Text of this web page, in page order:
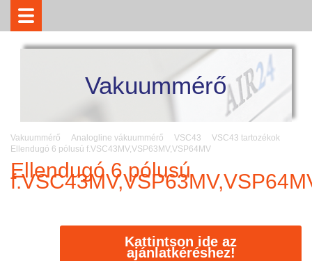
Vakuummérő
Vakuummérő Analogline vákuummérő VSC43
VSC43 tartozékok
Ellendugó 6 pólusú f.VSC43MV,VSP63MV,VSP64MV
Ellendugó 6 pólusú
Kattintson ide az
ajánlatkéréshez!